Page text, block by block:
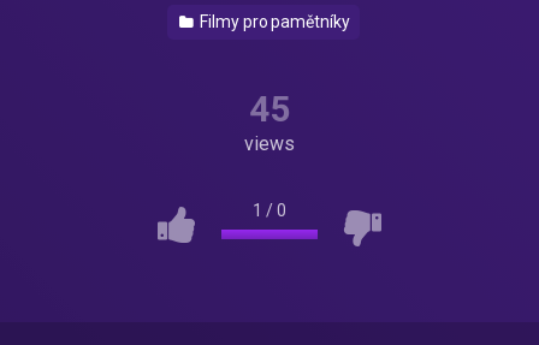
Filmy pro pamětníky
45
views
1 /0